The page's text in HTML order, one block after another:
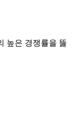
높은 경쟁률을 뚫